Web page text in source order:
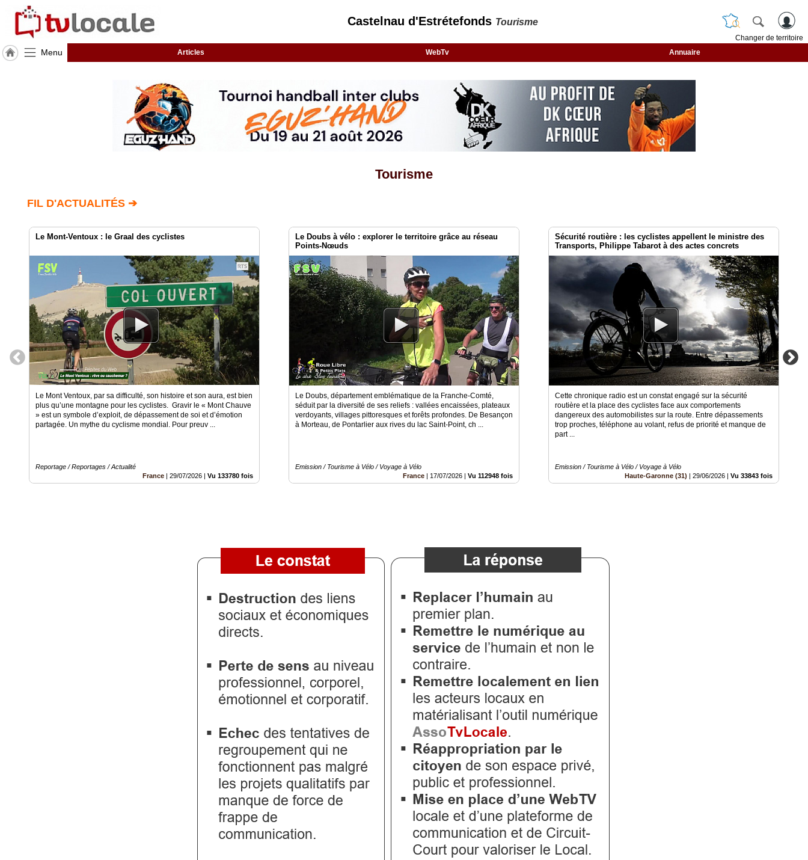
Castelnau d'Estrétefonds Tourisme
Changer de territoire
Menu Articles WebTv Annuaire
Médias
groupe
Blogs
Prémium
Tourisme
FIL D'ACTUALITÉS ➔
Le Mont-Ventoux : le Graal des cyclistes
Le Mont Ventoux, par sa difficulté, son histoire et son aura, est bien
plus qu’une montagne pour les cyclistes. Gravir le « Mont Chauve
» est un symbole d’exploit, de dépassement de soi et d’émotion
partagée. Un mythe du cyclisme mondial. Pour preuv ...
Reportage / Reportages / Actualité
France | 29/07/2026 | Vu 133780 fois
Le Doubs à vélo : explorer le territoire grâce au réseau
Points-Nœuds
Le Doubs, département emblématique de la Franche-Comté,
séduit par la diversité de ses reliefs : vallées encaissées, plateaux
verdoyants, villages pittoresques et forêts profondes. De Besançon
à Morteau, de Pontarlier aux rives du lac Saint-Point, ch ...
Emission / Tourisme à Vélo / Voyage à Vélo
France | 17/07/2026 | Vu 112948 fois
Sécurité routière : les cyclistes appellent le ministre des
Transports, Philippe Tabarot à des actes concrets
Cette chronique radio est un constat engagé sur la sécurité
routière et la place des cyclistes face aux comportements
dangereux des automobilistes sur la route. Entre dépassements
trop proches, téléphone au volant, refus de priorité et manque de
part ...
Emission / Tourisme à Vélo / Voyage à Vélo
Haute-Garonne (31) | 29/06/2026 | Vu 33843 fois